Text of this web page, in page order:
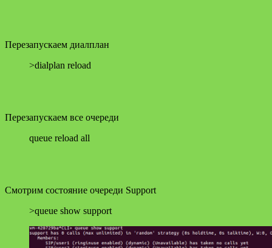
Перезапускаем диалплан
>dialplan reload
Перезапускаем все очереди
queue reload all
Смотрим состояние очереди Support
>queue show support